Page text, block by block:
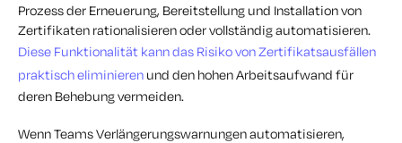
Prozess der Erneuerung, Bereitstellung und Installation von
Zertifikaten rationalisieren oder vollständig automatisieren.
Diese Funktionalität kann das Risiko von Zertifikatsausfällen
praktisch eliminieren und den hohen Arbeitsaufwand für
deren Behebung vermeiden.
Wenn Teams Verlängerungswarnungen automatisieren,